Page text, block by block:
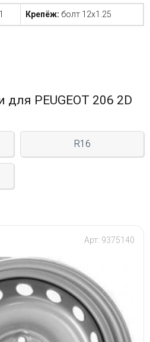
Крепёж: болт 12x1.25
PEUGEOT 206 2D
R16
Арт: 9375140